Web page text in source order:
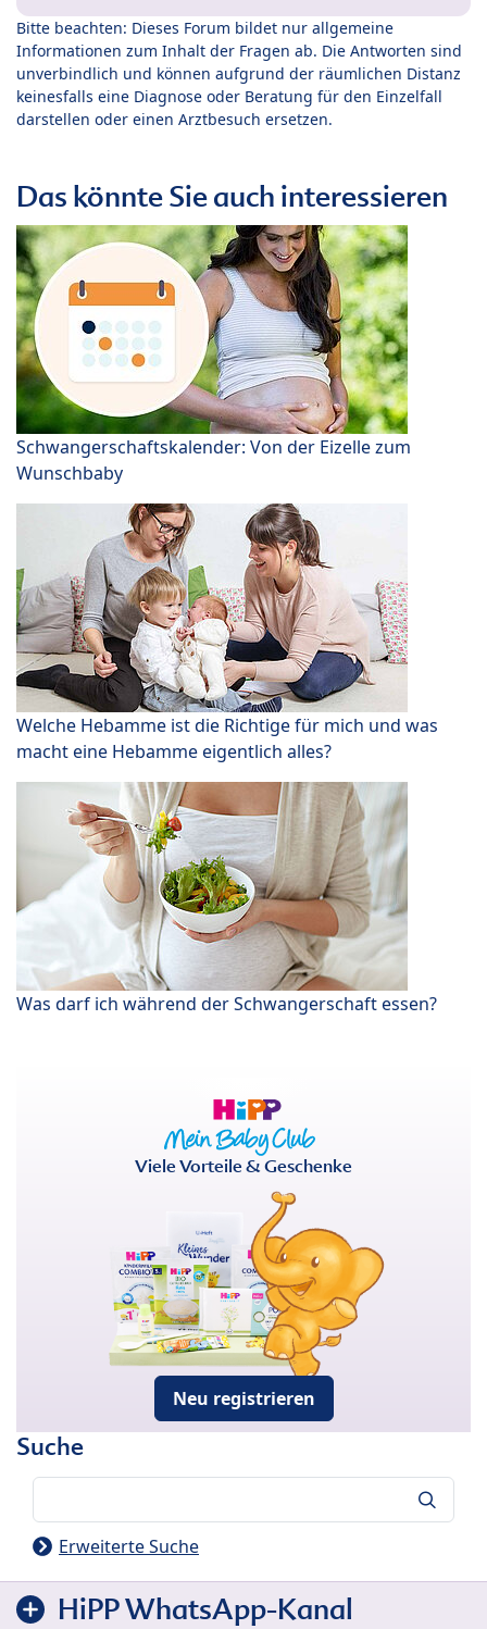
Bitte beachten: Dieses Forum bildet nur allgemeine
Informationen zum Inhalt der Fragen ab. Die Antworten sind
unverbindlich und können aufgrund der räumlichen Distanz
keinesfalls eine Diagnose oder Beratung für den Einzelfall
darstellen oder einen Arztbesuch ersetzen.
Das könnte Sie auch interessieren
Schwangerschaftskalender: Von der Eizelle zum
Wunschbaby
Welche Hebamme ist die Richtige für mich und was
macht eine Hebamme eigentlich alles?
Was darf ich während der Schwangerschaft essen?
Viele Vorteile & Geschenke
Neu registrieren
Suche
Erweiterte Suche
HiPP WhatsApp-Kanal